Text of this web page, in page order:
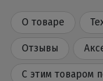
О товаре
Отзывы
С этим товаром